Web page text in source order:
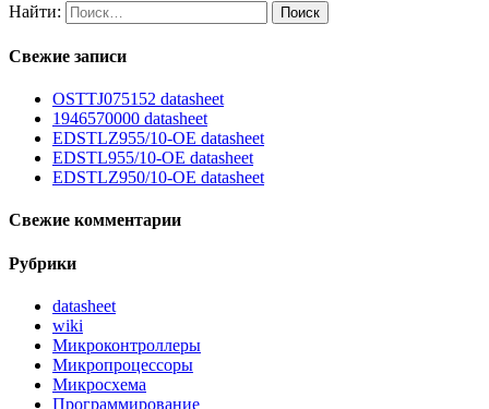
Найти:
Свежие записи
OSTTJ075152 datasheet
1946570000 datasheet
EDSTLZ955/10-OE datasheet
EDSTL955/10-OE datasheet
EDSTLZ950/10-OE datasheet
Свежие комментарии
Рубрики
datasheet
wiki
Микроконтроллеры
Микропроцессоры
Микросхема
Программирование